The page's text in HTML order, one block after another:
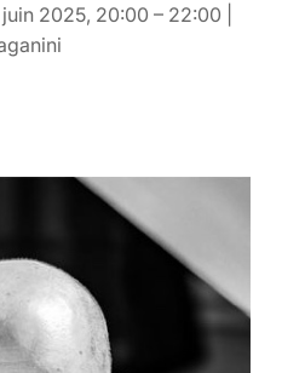
2025, 20:00 – 22:00 |